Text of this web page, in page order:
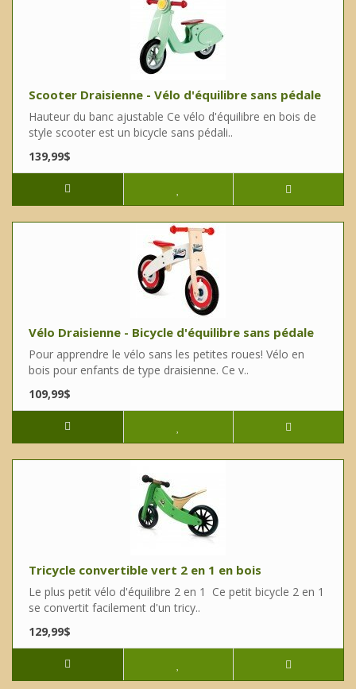
Scooter Draisienne - Vélo d'équilibre sans pédale
Hauteur du banc ajustable Ce vélo d'équilibre en bois de
style scooter est un bicycle sans pédali..
139,99$
Vélo Draisienne - Bicycle d'équilibre sans pédale
Pour apprendre le vélo sans les petites roues! Vélo en
bois pour enfants de type draisienne. Ce v..
109,99$
Tricycle convertible vert 2 en 1 en bois
Le plus petit vélo d'équilibre 2 en 1 Ce petit bicycle 2 en 1
se convertit facilement d'un tricy..
129,99$